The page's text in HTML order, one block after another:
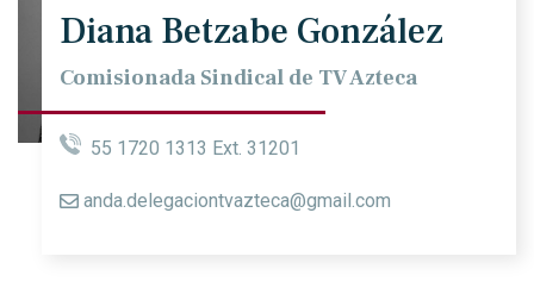
Diana Betzabe González
Comisionada Sindical de TV Azteca
55 1720 1313 Ext. 31201
anda.delegaciontvazteca@gmail.com